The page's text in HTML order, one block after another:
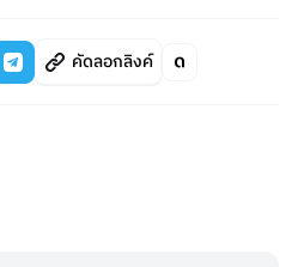
คัดลอกลิงค์